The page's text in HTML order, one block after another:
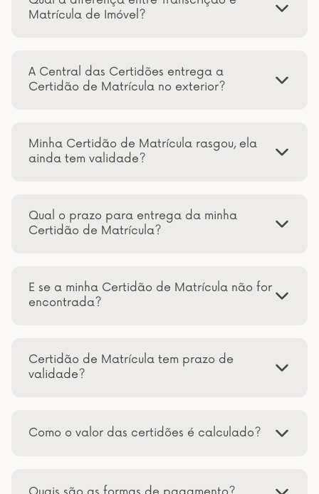
Matrícula de Imóvel?
A Central das Certidões entrega a
Certidão de Matrícula no exterior?
Minha Certidão de Matrícula rasgou, ela
ainda tem validade?
Qual o prazo para entrega da minha
Certidão de Matrícula?
E se a minha Certidão de Matrícula não for
encontrada?
Certidão de Matrícula tem prazo de
validade?
Como o valor das certidões é calculado?